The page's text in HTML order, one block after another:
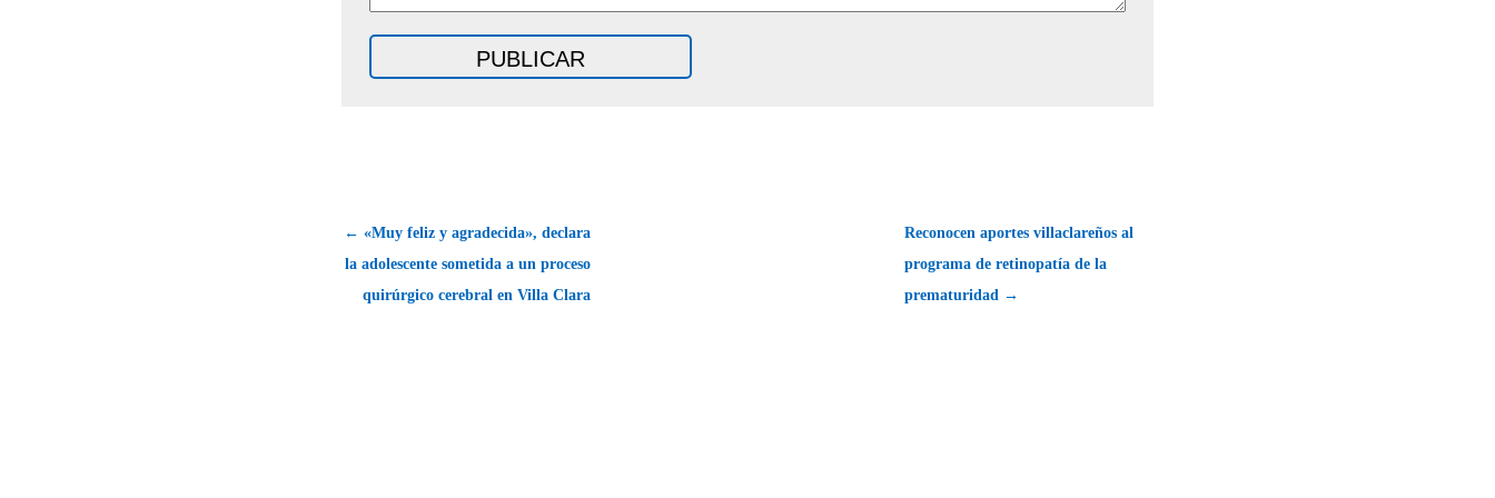
← «Muy feliz y agradecida», declara
la adolescente sometida a un proceso
quirúrgico cerebral en Villa Clara
Reconocen aportes villaclareños al
programa de retinopatía de la
prematuridad →